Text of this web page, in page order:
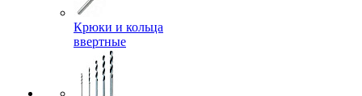
Крюки и кольца
ввертные